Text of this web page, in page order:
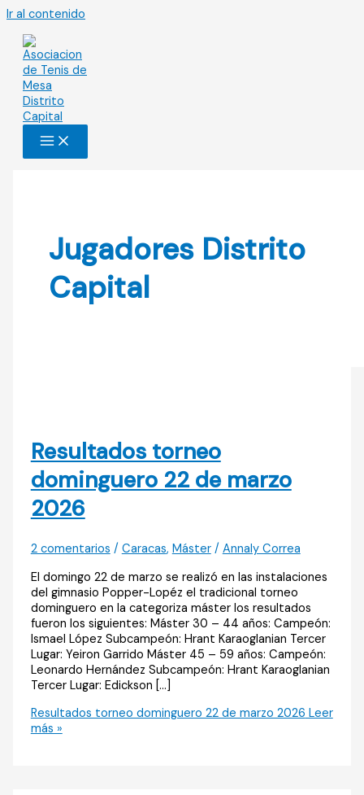
Ir al contenido
Jugadores Distrito
Capital
Resultados torneo
dominguero 22 de marzo
2026
2 comentarios / Caracas, Máster/ Annaly Correa
El domingo 22 de marzo se realizó en las instalaciones
del gimnasio Popper-Lopéz el tradicional torneo
dominguero en la categoriza máster los resultados
fueron los siguientes: Máster 30 – 44 años: Campeón:
Ismael López Subcampeón: Hrant Karaoglanian Tercer
Lugar: Yeiron Garrido Máster 45 – 59 años: Campeón:
Leonardo Hernández Subcampeón: Hrant Karaoglanian
Tercer Lugar: Edickson […]
Resultados torneo dominguero 22 de marzo 2026 Leer
más »